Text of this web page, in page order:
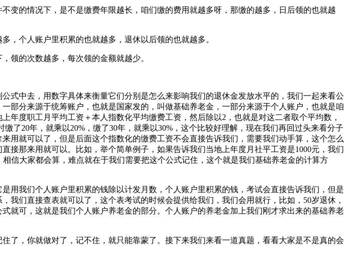
的情况下，是不是缴费年限越长，咱们缴的费用就越多呀，那缴的越多，日后领的也就越
个人账户里积累的也就越多，退休以后领的也就越多。
的次数越多，每次领的金额就越少。
中去，用数字具体来衡量它们分别是怎么来影响我们的退休金发放水平的，我们一起来看公
部分来源于统筹账户，也就是国家发的，叫做基础养老金，一部分来源于个人账户，也就是咱
度职工月平均工资＋本人指数化平均缴费工资，然后除以2，也就是对这二者取个平均数，
了20年，就乘以20%，缴了30年，就乘以30%，这个比较好理解，现在我们再回过头来看分子
用就可以了，但是后面这个指数化的缴费工资不会直接告诉我们，需要我们动手算，这个怎么
那来用就可以。比如，举个简单例子，如果告诉我们当地上年度月社平工资是1000元，我们
信大家都会算，难点就在于我们需要把这个公式记住，这个就是我们基础养老金的计算方
我们个人账户里积累的钱除以计发月数，个人账户里积累的钱，考试会直接告诉我们，但是
们直接查表就可以了，这个表考试的时候会提供给我们，我们会用就行，比如，50岁退休，
就可，这就是我们个人账户养老金的部分。个人账户的养老金加上我们刚才求出来的基础养老
，你就做对了，记不住，就只能靠蒙了。接下来我们来看一道真题，看看大家是不是真的会